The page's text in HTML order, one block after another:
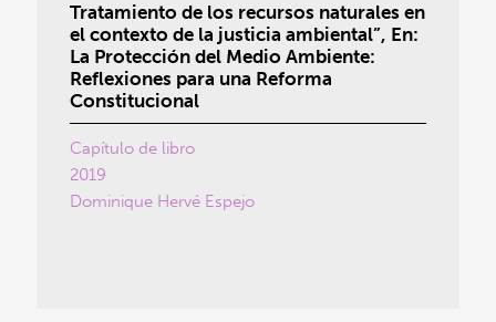
Tratamiento de los recursos naturales en
el contexto de la justicia ambiental”, En:
La Protección del Medio Ambiente:
Reflexiones para una Reforma
Constitucional
Capítulo de libro
2019
Dominique Hervé Espejo